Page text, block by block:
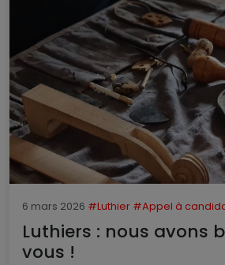
6 mars 2026 #Luthier #Appel à
Luthiers : nous avons
vous !